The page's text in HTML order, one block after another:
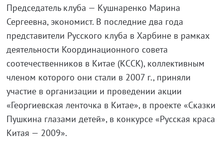
Председатель клуба — Кушнаренко Марина
Сергеевна, экономист. В последние два года
представители Русского клуба в Харбине в рамках
деятельности Координационного совета
соотечественников в Китае (КССК), коллективным
членом которого они стали в 2007 г., приняли
участие в организации и проведении акции
«Георгиевская ленточка в Китае», в проекте «Сказки
Пушкина глазами детей», в конкурсе «Русская краса
Китая — 2009».